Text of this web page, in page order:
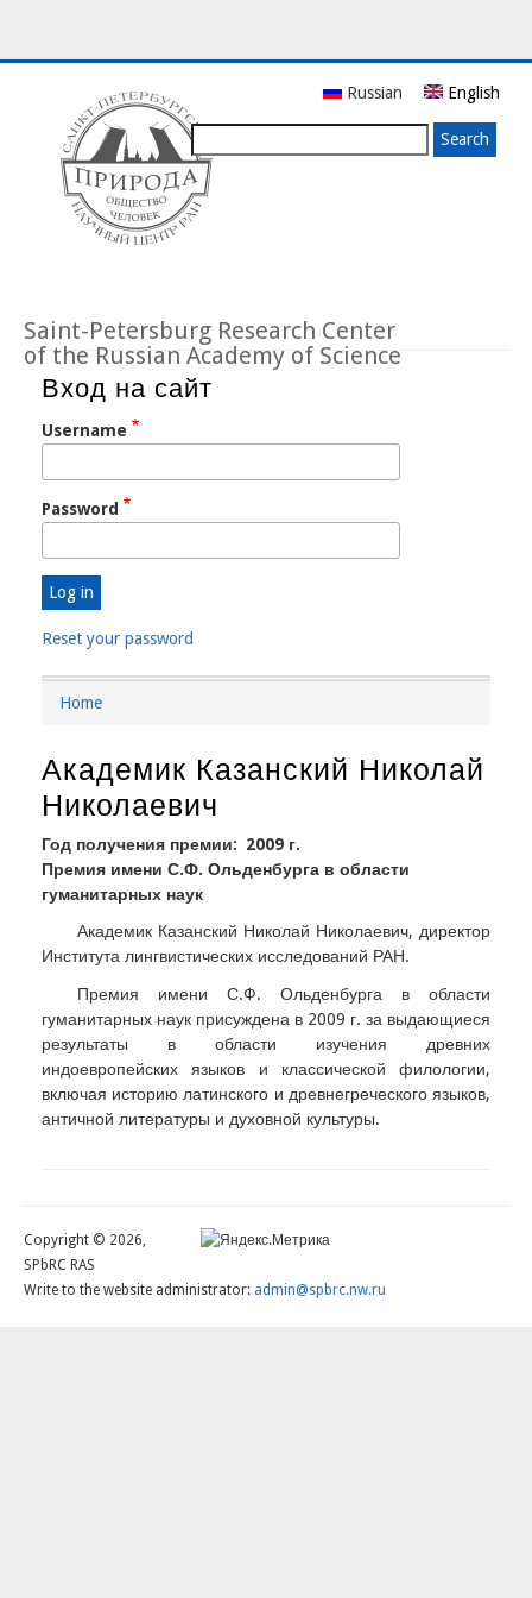
Saint-Petersburg Research Center
of the Russian Academy of Science
Russian English
Вход на сайт
Username
Password
Reset your password
Breadcrumb
Home
Академик Казанский Николай
Николаевич
Год получения премии
2009 г.
Премия имени С.Ф. Ольденбурга в области
гуманитарных наук
Академик Казанский Николай Николаевич, директор
Института лингвистических исследований РАН.
Премия имени С.Ф. Ольденбурга в области
гуманитарных наук присуждена в 2009 г. за выдающиеся
результаты в области изучения древних
индоевропейских языков и классической филологии,
включая историю латинского и древнегреческого языков,
античной литературы и духовной культуры.
Copyright © 2026,
SPbRC RAS
Write to the website administrator: admin@spbrc.nw.ru